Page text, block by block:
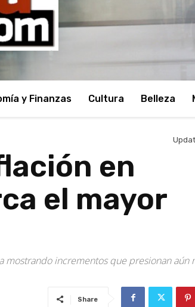
y Finanzas Cultura Belleza
en
el mayor
incrementos que presionan aún
Share